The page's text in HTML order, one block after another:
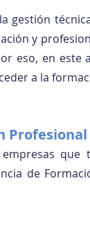
gestión
y
eso, en este
a la
Profesional
que
de